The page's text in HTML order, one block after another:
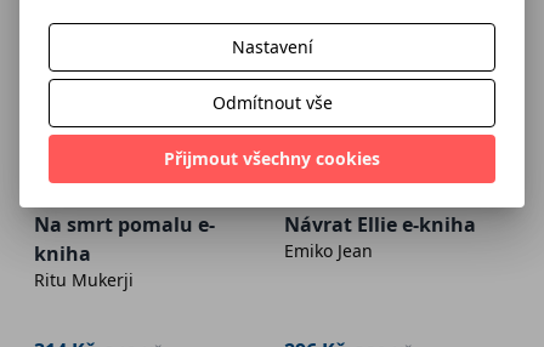
Na smrt pomalu e-
kniha
Ritu Mukerji
- 10 %
Návrat Ellie e-kniha
Emiko Jean
Nastavení
Odmítnout vše
Přijmout všechny cookies